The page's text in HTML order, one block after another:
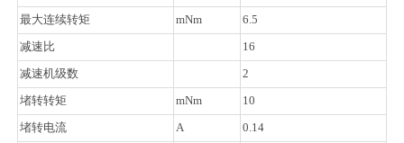
最大连续转矩
mNm
6.5
减速比
16
减速机级数
2
堵转转矩
mNm
10
堵转电流
A
0.14